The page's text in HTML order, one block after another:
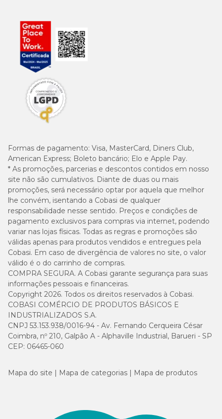
Formas de pagamento: Visa, MasterCard, Diners Club,
American Express; Boleto bancário; Elo e Apple Pay.
* As promoções, parcerias e descontos contidos em nosso
site não são cumulativos. Diante de duas ou mais
promoções, será necessário optar por aquela que melhor
lhe convém, isentando a Cobasi de qualquer
responsabilidade nesse sentido. Preços e condições de
pagamento exclusivos para compras via internet, podendo
variar nas lojas físicas. Todas as regras e promoções são
válidas apenas para produtos vendidos e entregues pela
Cobasi. Em caso de divergência de valores no site, o valor
válido é o do carrinho de compras.
COMPRA SEGURA. A Cobasi garante segurança para suas
informações pessoais e financeiras.
Copyright 2026. Todos os direitos reservados à Cobasi.
COBASI COMÉRCIO DE PRODUTOS BÁSICOS E
INDUSTRIALIZADOS S.A.
CNPJ 53.153.938/0016-94 - Av. Fernando Cerqueira César
Coimbra, nº 210, Galpão A - Alphaville Industrial, Barueri - SP
CEP: 06465-060
Mapa do site Mapa de categorias Mapa de produtos